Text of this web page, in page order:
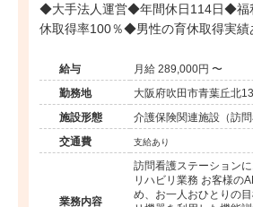
◆大手法人運営◆年間休日114日◆福
休取得率100％◆男性の育休取得実
給与
月給 289,000円 〜
勤務地
大阪府吹田市青葉丘北
施設形態
介護保険関連施設（訪問
交通費
支給あり
業務内容
訪問看護ステーション
リハビリ業務 お客様の
め、お一人おひとりの